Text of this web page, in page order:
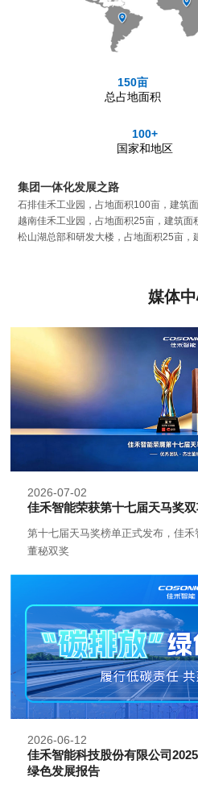
150亩
总占地面积
100+
国家和地区
集团一体化发展之路
石排佳禾工业园，占地面积100亩，建筑
越南佳禾工业园，占地面积25亩，建筑面
松山湖总部和研发大楼，占地面积25亩，
媒体
2026-07-02
佳禾智能荣获第十七届天马奖
第十七届天马奖榜单正式发布，佳
董秘双奖
2026-06-12
佳禾智能科技股份有限公司
绿色发展报告